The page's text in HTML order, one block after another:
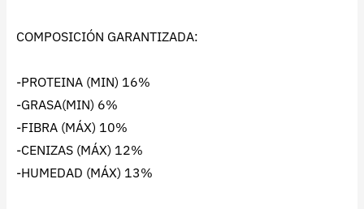
COMPOSICIÓN GARANTIZADA:
-PROTEINA (MIN) 16%
-GRASA(MIN) 6%
-FIBRA (MÁX) 10%
-CENIZAS (MÁX) 12%
-HUMEDAD (MÁX) 13%